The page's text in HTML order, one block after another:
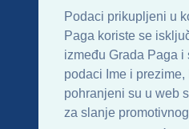
Podaci prikupljeni u
Paga koriste se
između Grada Paga i
podaci Ime i
pohranjeni su u web
za slanje
Uvjeti korištenja
Sitemap